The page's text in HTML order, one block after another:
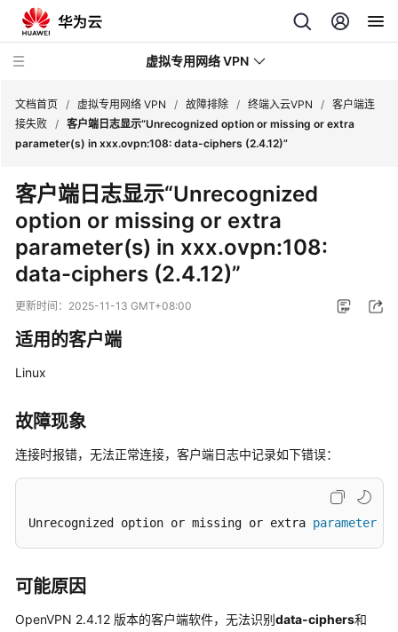
虚拟专用网络 VPN
动
态
服
务
公
品
绍
计
费
明
速
入
门
文档首页 / 虚拟专用网络 VPN / 故障排除 / 终端入云VPN / 客户端连
接失败 / 客户端日志显示“Unrecognized option or missing or extra
parameter(s) in xxx.ovpn:108: data-ciphers (2.4.12)”
客户端日志显示“Unrecognized
option or missing or extra
parameter(s) in xxx.ovpn:108:
data-ciphers (2.4.12)”
更新时间： 2025-11-13 GMT+08:00
适用的客户端
Linux
故障现象
连接时报错，无法正常连接，客户端日志中记录如下错误：
Unrecognized option or missing or extra parameter
可能原因
OpenVPN 2.4.12 版本的客户端软件，无法识别data-ciphers和